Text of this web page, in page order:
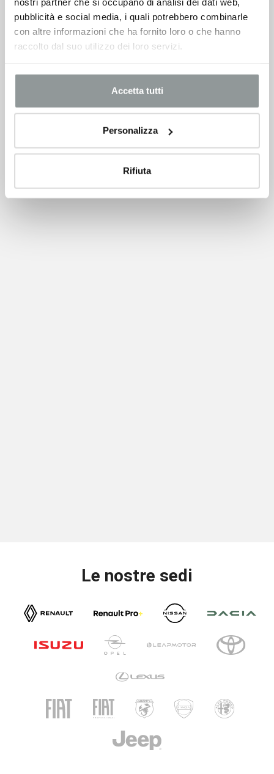
pubblicità e social media, i quali potrebbero combinarle
con altre informazioni che ha fornito loro o che hanno
raccolto dal suo utilizzo dei loro servizi.
Accetta tutti
Personalizza
Rifiuta
Le nostre sedi